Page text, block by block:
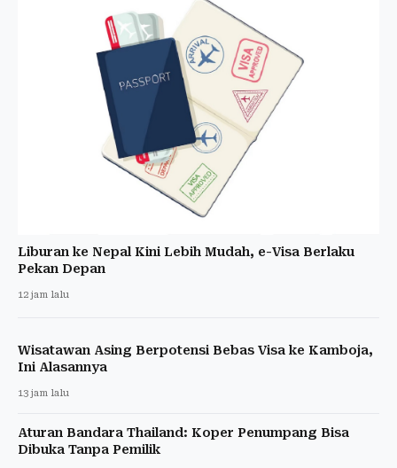
Liburan ke Nepal Kini Lebih Mudah, e-Visa Berlaku
Pekan Depan
12 jam lalu
Wisatawan Asing Berpotensi Bebas Visa ke Kamboja,
Ini Alasannya
13 jam lalu
Aturan Bandara Thailand: Koper Penumpang Bisa
Dibuka Tanpa Pemilik